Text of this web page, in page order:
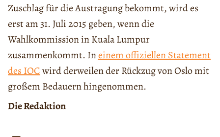
Zuschlag für die Austragung bekommt, wird es
erst am 31. Juli 2015 geben, wenn die
Wahlkommission in Kuala Lumpur
zusammenkommt. Ineinem offiziellen Statement
des IOCwird derweilen der Rückzug von Oslo mit
großem Bedauern hingenommen.
Die Redaktion